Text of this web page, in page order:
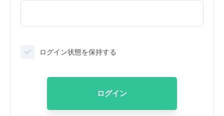
ログイン状態を保持する
ログイン